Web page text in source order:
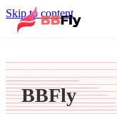
Skip to content
BBFly